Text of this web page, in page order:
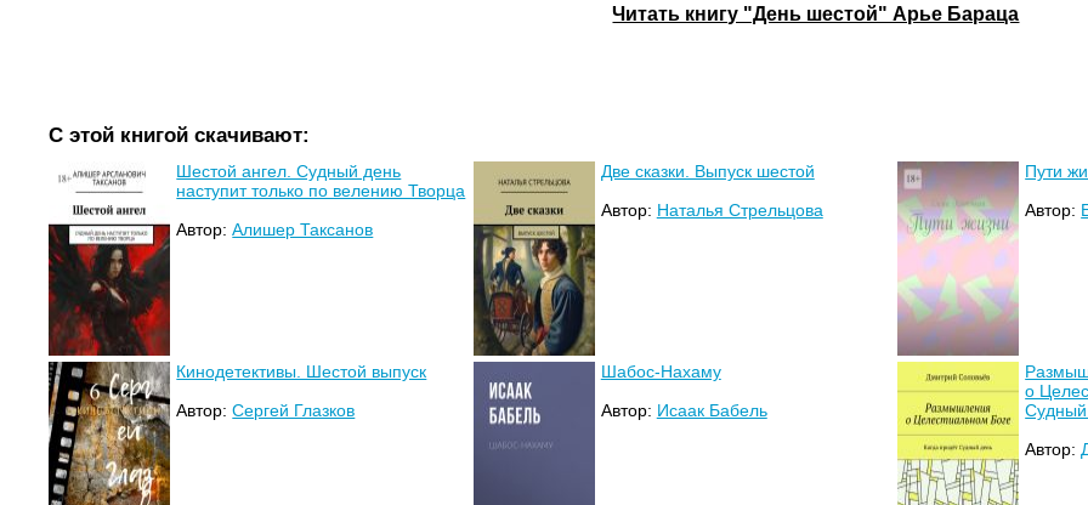
Читать книгу "День шестой" Арье Бараца
С этой книгой скачивают:
Шестой ангел. Судный день
наступит только по велению Творца
Автор:Алишер Таксанов
Две сказки. Выпуск шестой
Автор: Наталья Стрельцова
Пути
Автор:
Кинодетективы. Шестой выпуск
Автор:Сергей Глазков
Шабос-Нахаму
Автор: Исаак Бабель
о
Автор: